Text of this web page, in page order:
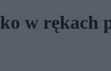
w rękach